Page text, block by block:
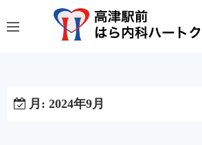
ン
月: 2024年9月